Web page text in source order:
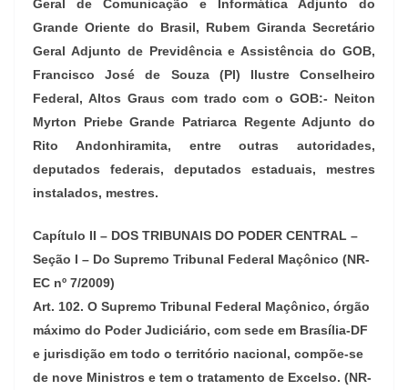
Geral de Comunicação e Informática Adjunto do
Grande Oriente do Brasil, Rubem Giranda Secretário
Geral Adjunto de Previdência e Assistência do GOB,
Francisco José de Souza (PI) Ilustre Conselheiro
Federal, Altos Graus com trado com o GOB:- Neiton
Myrton Priebe Grande Patriarca Regente Adjunto do
Rito Andonhiramita, entre outras autoridades,
deputados federais, deputados estaduais, mestres
instalados, mestres.
Capítulo II – DOS TRIBUNAIS DO PODER CENTRAL –
Seção I – Do Supremo Tribunal Federal Maçônico (NR-
EC nº 7/2009)
Art. 102. O Supremo Tribunal Federal Maçônico, órgão
máximo do Poder Judiciário, com sede em Brasília-DF
e jurisdição em todo o território nacional, compõe-se
de nove Ministros e tem o tratamento de Excelso. (NR-